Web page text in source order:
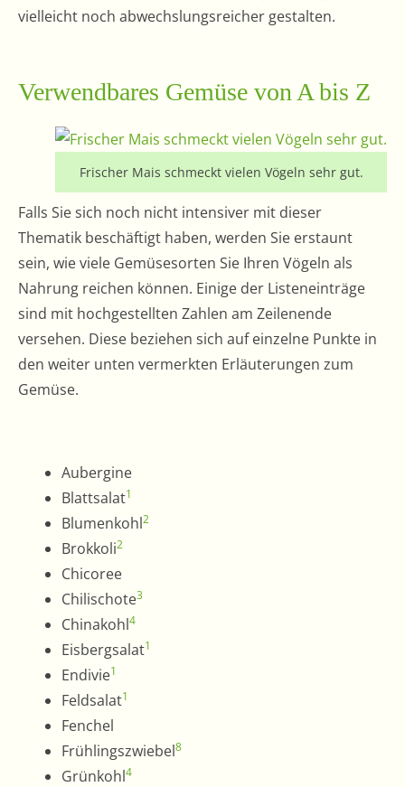
vielleicht noch abwechslungsreicher gestalten.
Verwendbares Gemüse von A bis Z
Frischer Mais schmeckt vielen Vögeln sehr gut.
Falls Sie sich noch nicht intensiver mit dieser
Thematik beschäftigt haben, werden Sie erstaunt
sein, wie viele Gemüsesorten Sie Ihren Vögeln als
Nahrung reichen können. Einige der Listeneinträge
sind mit hochgestellten Zahlen am Zeilenende
versehen. Diese beziehen sich auf einzelne Punkte in
den weiter unten vermerkten Erläuterungen zum
Gemüse.
Aubergine
Blattsalat1
Blumenkohl2
Brokkoli2
Chicoree
Chilischote3
Chinakohl4
Eisbergsalat1
Endivie1
Feldsalat1
Fenchel
Frühlingszwiebel8
Grünkohl4